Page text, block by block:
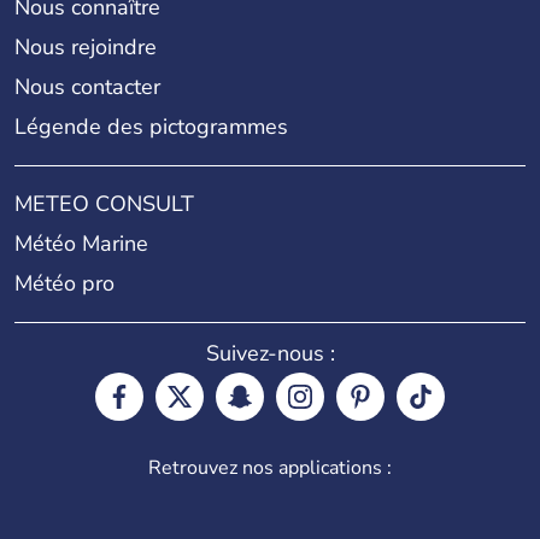
Nous connaître
Nous rejoindre
Nous contacter
Légende des pictogrammes
METEO CONSULT
Météo Marine
Météo pro
Suivez-nous :
Retrouvez nos applications :